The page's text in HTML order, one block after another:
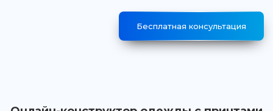
Бесплатная консультация